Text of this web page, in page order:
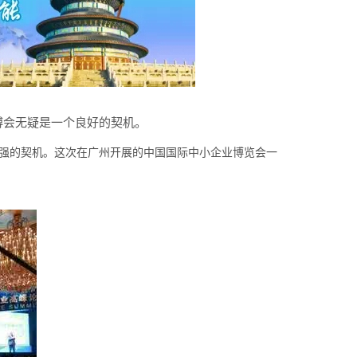
无疑是一个良好的契机。
的契机。这次在广州开展的中国国际中小企业博览会一